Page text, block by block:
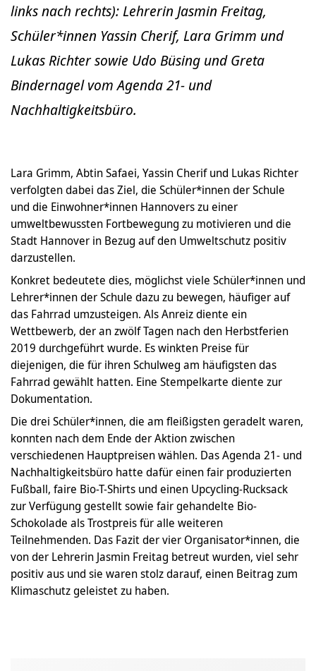
links nach rechts): Lehrerin Jasmin Freitag,
Schüler*innen Yassin Cherif, Lara Grimm und
Lukas Richter sowie Udo Büsing und Greta
Bindernagel vom Agenda 21- und
Nachhaltigkeitsbüro.
Lara Grimm, Abtin Safaei, Yassin Cherif und Lukas Richter
verfolgten dabei das Ziel, die Schüler*innen der Schule
und die Einwohner*innen Hannovers zu einer
umweltbewussten Fortbewegung zu motivieren und die
Stadt Hannover in Bezug auf den Umweltschutz positiv
darzustellen.
Konkret bedeutete dies, möglichst viele Schüler*innen und
Lehrer*innen der Schule dazu zu bewegen, häufiger auf
das Fahrrad umzusteigen. Als Anreiz diente ein
Wettbewerb, der an zwölf Tagen nach den Herbstferien
2019 durchgeführt wurde. Es winkten Preise für
diejenigen, die für ihren Schulweg am häufigsten das
Fahrrad gewählt hatten. Eine Stempelkarte diente zur
Dokumentation.
Die drei Schüler*innen, die am fleißigsten geradelt waren,
konnten nach dem Ende der Aktion zwischen
verschiedenen Hauptpreisen wählen. Das Agenda 21- und
Nachhaltigkeitsbüro hatte dafür einen fair produzierten
Fußball, faire Bio-T-Shirts und einen Upcycling-Rucksack
zur Verfügung gestellt sowie fair gehandelte Bio-
Schokolade als Trostpreis für alle weiteren
Teilnehmenden. Das Fazit der vier Organisator*innen, die
von der Lehrerin Jasmin Freitag betreut wurden, viel sehr
positiv aus und sie waren stolz darauf, einen Beitrag zum
Klimaschutz geleistet zu haben.